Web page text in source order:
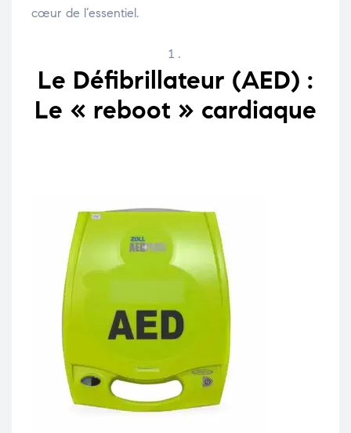
cœur de l’essentiel.
Le Défibrillateur (AED) :
Le « reboot » cardiaque